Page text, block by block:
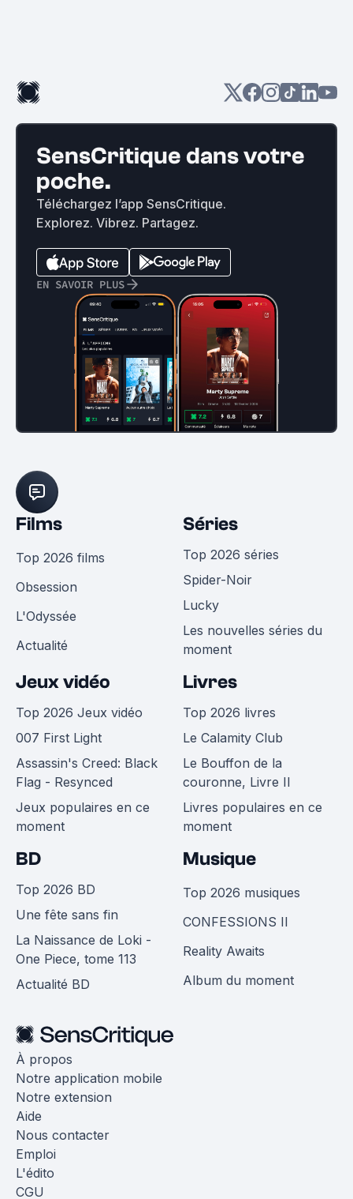
SensCritique dans votre
poche.
Téléchargez l’app SensCritique.
Explorez. Vibrez. Partagez.
EN SAVOIR PLUS
Films
Top 2026 films
Obsession
L'Odyssée
Actualité
Séries
Top 2026 séries
Spider-Noir
Lucky
Les nouvelles séries du
moment
Jeux vidéo
Top 2026 Jeux vidéo
007 First Light
Assassin's Creed: Black
Flag - Resynced
Jeux populaires en ce
moment
Livres
Top 2026 livres
Le Calamity Club
Le Bouffon de la
couronne, Livre II
Livres populaires en ce
moment
BD
Top 2026 BD
Une fête sans fin
La Naissance de Loki -
One Piece, tome 113
Actualité BD
Musique
Top 2026 musiques
CONFESSIONS II
Reality Awaits
Album du moment
À propos
Notre application mobile
Notre extension
Aide
Nous contacter
Emploi
L'édito
CGU